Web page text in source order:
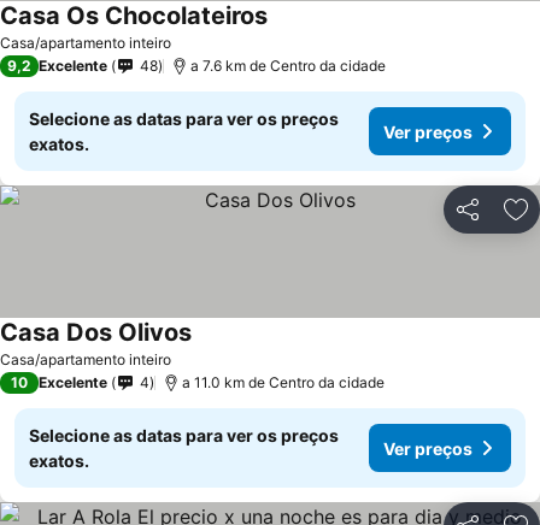
Casa/apartamento inteiro
Casa Os Chocolateiros
9,2 Excelente 48 a 7.6 km de Centro da cidade
Selecione as datas para ver os preços
exatos.
Ver preços
Partilhar
Casa/apartamento inteiro
Casa Dos Olivos
10 Excelente 4 a 11.0 km de Centro da cidade
Selecione as datas para ver os preços
exatos.
Ver preços